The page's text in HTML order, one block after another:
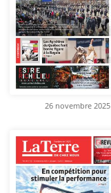
26 novembre 2025